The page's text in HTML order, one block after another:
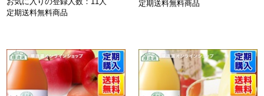
定期送料無料商品
定期送料無料商品